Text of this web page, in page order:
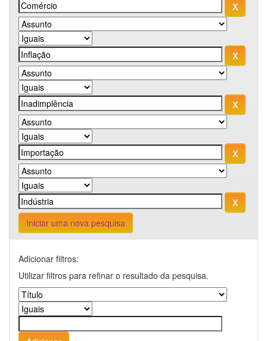
Iniciar uma nova pesquisa
Adicionar filtros:
Utilizar filtros para refinar o resultado da pesquisa.